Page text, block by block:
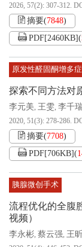
2026, 57(2): 307-312.
摘要(7848)
PDF[2460KB](
原发性醛固酮增多
探索不同方法对
李元美, 王雯, 李千
2020, 51(3): 278-286.
摘要(7708)
PDF[706KB](
胰腺微创手术
流程优化的全腹
视频）
李永彬, 蔡云强, 王